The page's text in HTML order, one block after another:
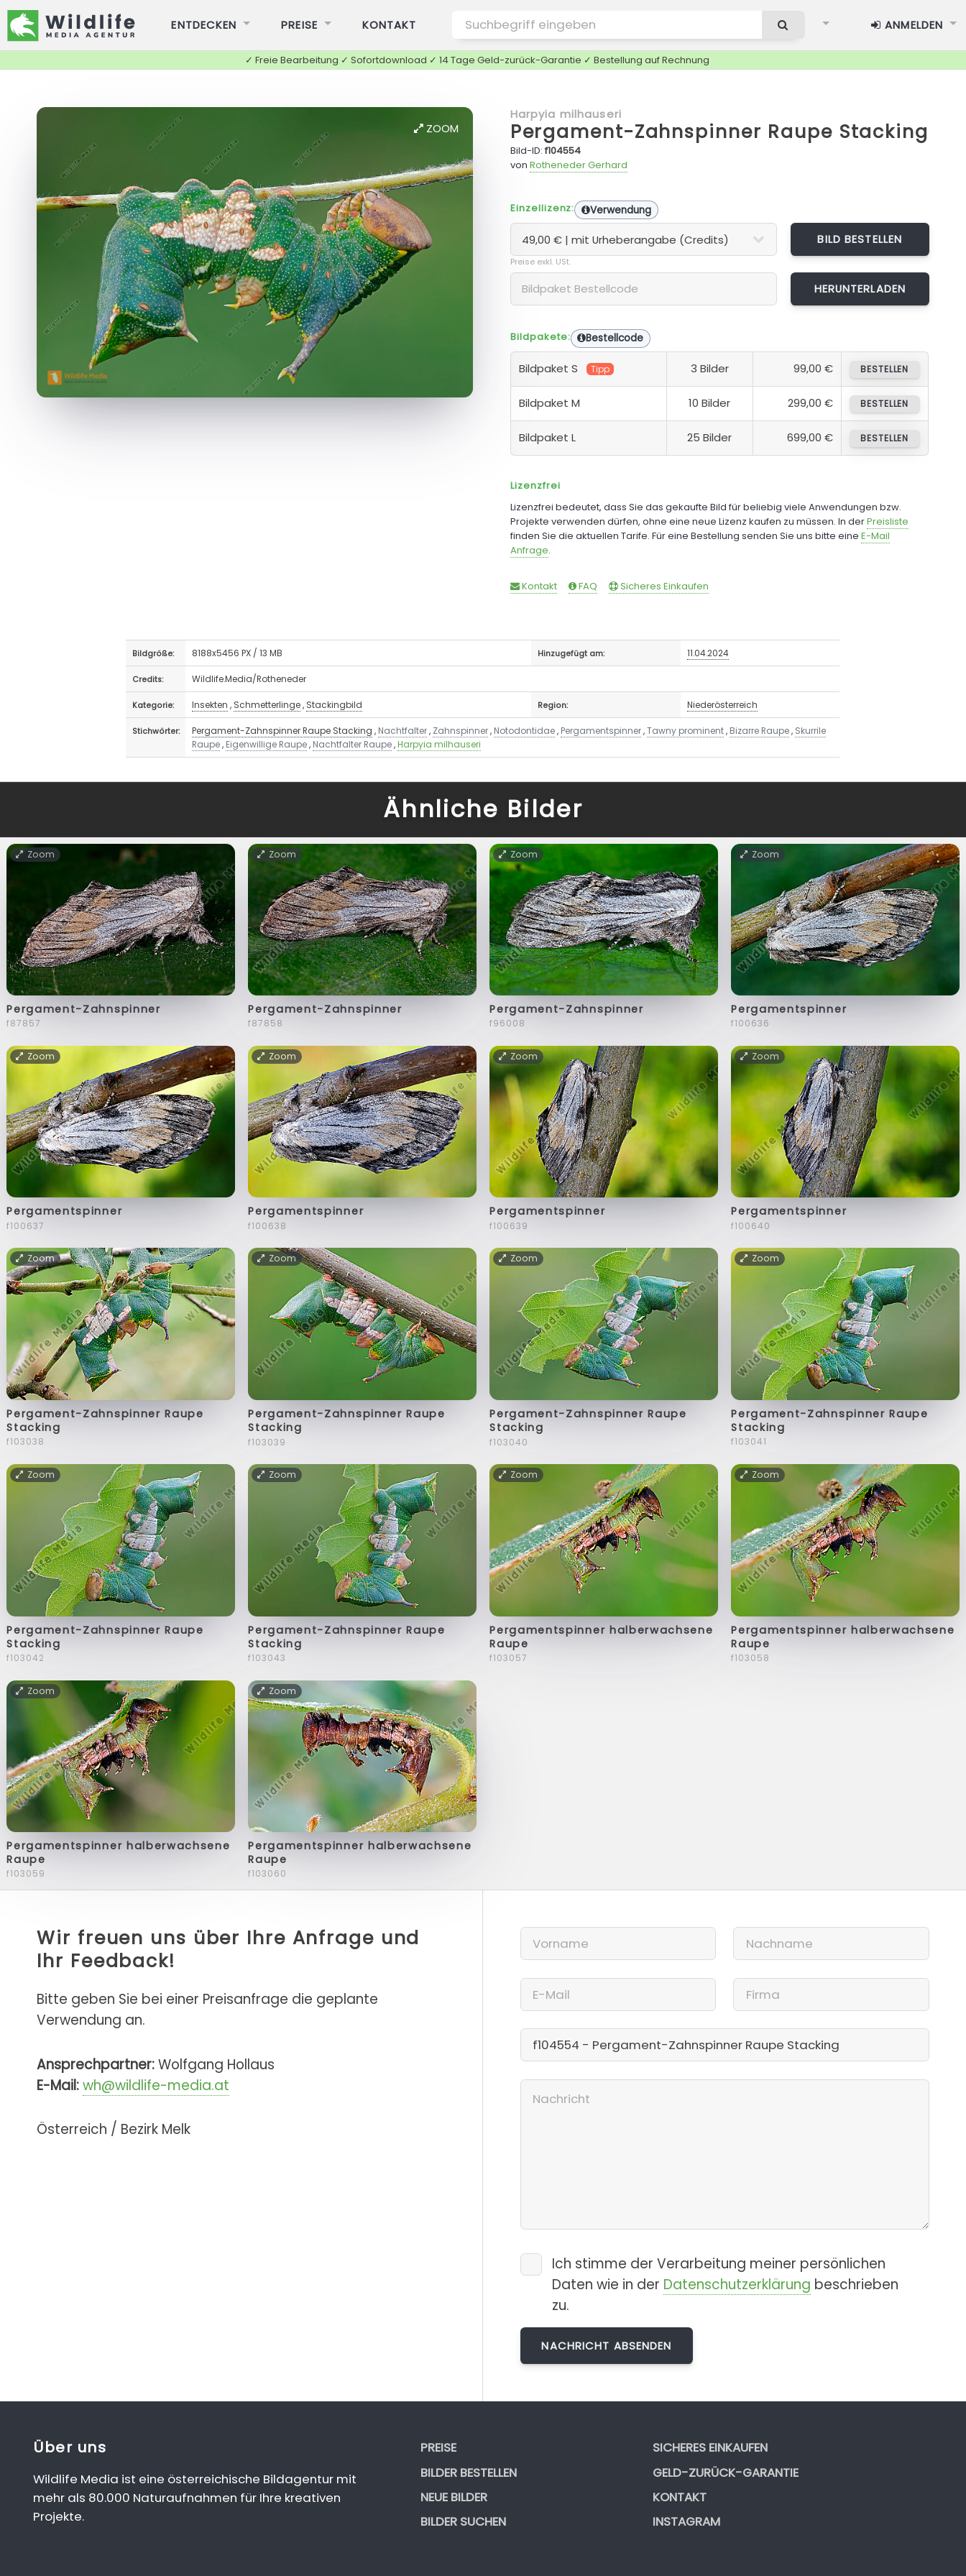
ENTDECKEN PREISE KONTAKT ANMELDEN
✓ Freie Bearbeitung ✓ Sofortdownload ✓ 14 Tage Geld-zurück-Garantie ✓ Bestellung auf Rechnung
ZOOM
Harpyia milhauseri
Pergament-Zahnspinner Raupe Stacking
Bild-ID:f104554
von Rotheneder Gerhard
Einzellizenz: Verwendung
BILD BESTELLEN
Preise exkl. USt.
Bildpakete: Bestellcode
Bildpaket S Tipp 3 Bilder 99,00 € BESTELLEN
Bildpaket M 10 Bilder 299,00 € BESTELLEN
Bildpaket L 25 Bilder 699,00 € BESTELLEN
Lizenzfrei
Lizenzfrei bedeutet, dass Sie das gekaufte Bild für beliebig viele Anwendungen bzw.
Projekte verwenden dürfen, ohne eine neue Lizenz kaufen zu müssen. In derPreisliste
finden Sie die aktuellen Tarife. Für eine Bestellung senden Sie uns bitte eine E-Mail
Anfrage.
Kontakt FAQ Sicheres Einkaufen
Bildgröße: 8188x5456 PX / 13 MB Hinzugefügt am: 11.04.2024
Credits: Wildlife.Media/Rotheneder
Kategorie: Insekten , Schmetterlinge, Stackingbild Region: Niederösterreich
Stichwörter: Pergament-Zahnspinner Raupe Stacking , Nachtfalter, Zahnspinner, Notodontidae, Pergamentspinner,Tawny prominent, Bizarre Raupe, Skurrile
Raupe, Eigenwillige Raupe, Nachtfalter Raupe,Harpyia milhauseri
Ähnliche Bilder
Zoom
Pergament-Zahnspinner
f87857
Zoom
Pergament-Zahnspinner
f87858
Zoom
Pergament-Zahnspinner
f96008
Zoom
Pergamentspinner
f100636
Zoom
Pergamentspinner
f100637
Zoom
Pergamentspinner
f100638
Zoom
Pergamentspinner
f100639
Zoom
Pergamentspinner
f100640
Zoom
Pergament-Zahnspinner Raupe
Stacking
f103038
Zoom
Pergament-Zahnspinner Raupe
Stacking
f103039
Zoom
Pergament-Zahnspinner Raupe
Stacking
f103040
Zoom
Pergament-Zahnspinner Raupe
Stacking
f103041
Zoom
Pergament-Zahnspinner Raupe
Stacking
f103042
Zoom
Pergament-Zahnspinner Raupe
Stacking
f103043
Zoom
Pergamentspinner halberwachsene
Raupe
f103057
Zoom
Pergamentspinner halberwachsene
Raupe
f103058
Zoom
Pergamentspinner halberwachsene
Raupe
f103059
Zoom
Pergamentspinner halberwachsene
Raupe
f103060
Wir freuen uns über Ihre Anfrage und
Ihr Feedback!
Bitte geben Sie bei einer Preisanfrage die geplante
Verwendung an.
Ansprechpartner:Wolfgang Hollaus
E-Mail:wh@wildlife-media.at
Österreich / Bezirk Melk
Ich stimme der Verarbeitung meiner persönlichen
Daten wie in der Datenschutzerklärung beschrieben
zu.
Über uns
Wildlife Media ist eine österreichische Bildagentur mit
mehr als 80.000 Naturaufnahmen für Ihre kreativen
Projekte.
PREISE
BILDER BESTELLEN
NEUE BILDER
BILDER SUCHEN
SICHERES EINKAUFEN
GELD-ZURÜCK-GARANTIE
KONTAKT
INSTAGRAM